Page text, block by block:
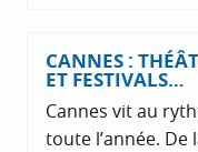
CANNES :
ET FESTIVALS…
Cannes vit au
toute l’année.